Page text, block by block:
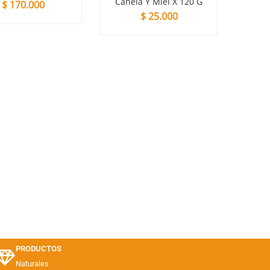
PRODUCTOS
Naturales